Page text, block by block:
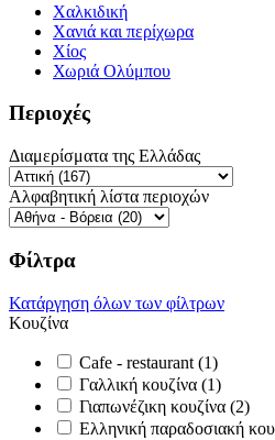
Χαλκιδική
Χανιά και περίχωρα
Χίος
Χωριά Ολύμπου
Περιοχές
Διαμερίσματα της Ελλάδας
Αλφαβητική λίστα περιοχών
Φίλτρα
Κατάργηση όλων των φίλτρων
Κουζίνα
Cafe - restaurant (1)
Γαλλική κουζίνα (1)
Γιαπωνέζικη κουζίνα (2)
Ελληνική παραδοσιακή